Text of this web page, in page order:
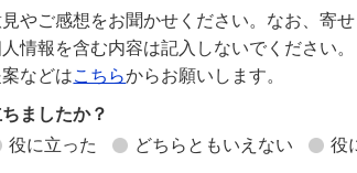
やご感想をお聞かせください。なお、寄
情報を含む内容は記入しないでください。
などはこちらからお願いします。
ましたか？
役に立った どちらともいえない 役